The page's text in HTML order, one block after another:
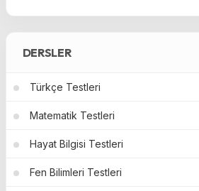
DERSLER
Türkçe Testleri
Matematik Testleri
Hayat Bilgisi Testleri
Fen Bilimleri Testleri